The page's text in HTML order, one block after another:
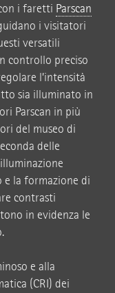
i faretti Parscan
i visitatori
versatili
controllo preciso
l’intensità
sia illuminato in
Parscan in più
del museo di
delle
e la formazione di
contrasti
in evidenza le
e alla
(CRI) dei